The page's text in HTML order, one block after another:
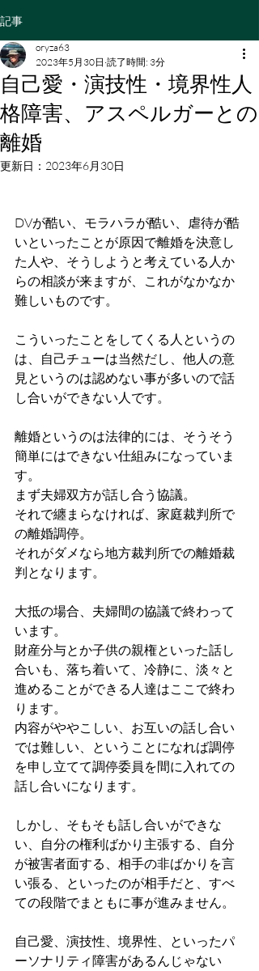
記事
自己愛・演技性・境界性人
格障害、アスペルガーとの
離婚
oryza63
2023年5月30日 読了時間: 3分
更新日： 2023年6月30日
DVが酷い、モラハラが酷い、虐待が酷
いといったことが原因で離婚を決意し
た人や、そうしようと考えている人か
らの相談が来ますが、これがなかなか
難しいものです。
こういったことをしてくる人というの
は、自己チューは当然だし、他人の意
見というのは認めない事が多いので話
し合いができない人です。
離婚というのは法律的には、そうそう
簡単にはできない仕組みになっていま
す。
まず夫婦双方が話し合う協議。
それで纏まらなければ、家庭裁判所で
の離婚調停。
それがダメなら地方裁判所での離婚裁
判となります。
大抵の場合、夫婦間の協議で終わって
います。
財産分与とか子供の親権といった話し
合いも、落ち着いて、冷静に、淡々と
進めることができる人達はここで終わ
ります。
内容がややこしい、お互いの話し合い
では難しい、ということになれば調停
を申し立てて調停委員を間に入れての
話し合いになります。
しかし、そもそも話し合いができな
い、自分の権利ばかり主張する、自分
が被害者面する、相手の非ばかりを言
い張る、といったのが相手だと、すべ
ての段階でまともに事が進みません。
自己愛、演技性、境界性、といったパ
ーソナリティ障害があるんじゃない